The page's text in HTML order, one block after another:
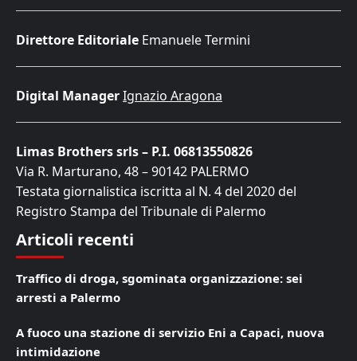
Direttore Editoriale Emanuele Termini
Digital ManagerIgnazio Aragona
Limas Brothers srls – P.I. 06813550826
Via R. Marturano, 48 – 90142 PALERMO
Testata giornalistica iscritta al N. 4 del 2020 del
Registro Stampa del Tribunale di Palermo
Articoli recenti
Traffico di droga, sgominata organizzazione: sei
arresti a Palermo
A fuoco una stazione di servizio Eni a Capaci, nuova
intimidazione